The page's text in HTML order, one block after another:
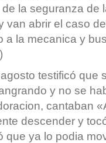
la seguranza de
van abrir el caso
a la mecanica y
testificó que
y no se
cantaban
descender y
ya lo podia